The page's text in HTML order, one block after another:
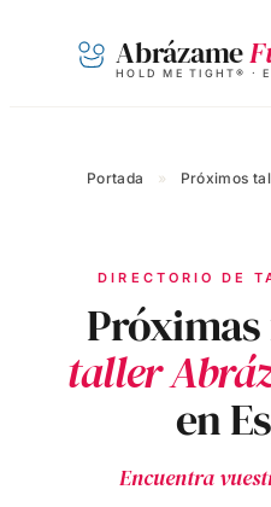
Abrázame
HOLD ME TIGHT® ·
Portada » Próximos
DIRECTORIO DE
taller
en
Encuentra